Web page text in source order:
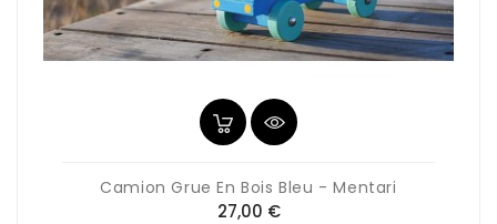
Camion Grue En Bois Bleu - Mentari
27,00 €Prix